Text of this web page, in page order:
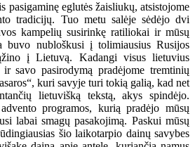
pasigaminę eglutės žaisliukų, atsistojome
tradicijų. Tuo metu salėje sėdėjo dvi
kampelių susirinkę ratiliokai ir mūsų
buvo nubloškusi į tolimiausius Rusijos
į Lietuvą. Kadangi visus lietuvius
savo pasirodymą pradėjome tremtinių
kuri savyje turi tokią galią, kad net
lietuvišką tekstą, akys spindėjo.
programos, kurią pradėjo mūsų
labai smagų pasakojimą. Paskui mūsų
šio laikotarpio dainų savybes